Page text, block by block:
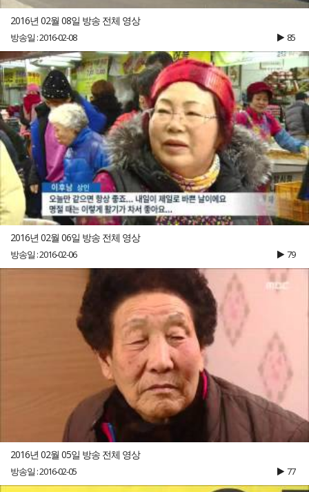
2016년 02월 08일 방송 전체 영상
방송일 : 2016-02-08 85
2016년 02월 06일 방송 전체 영상
방송일 : 2016-02-06 79
2016년 02월 05일 방송 전체 영상
방송일 : 2016-02-05 77